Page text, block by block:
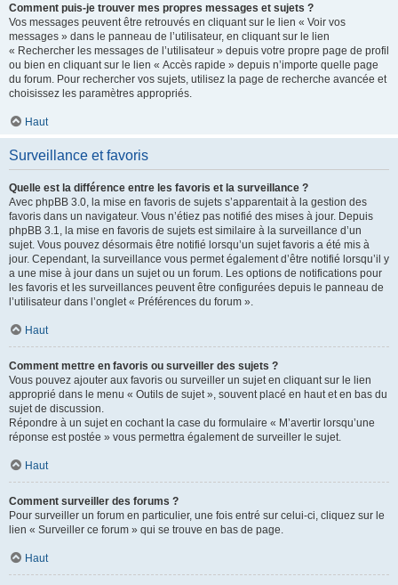
Comment puis-je trouver mes propres messages et sujets ?
Vos messages peuvent être retrouvés en cliquant sur le lien « Voir vos
messages » dans le panneau de l’utilisateur, en cliquant sur le lien
« Rechercher les messages de l’utilisateur » depuis votre propre page de profil
ou bien en cliquant sur le lien « Accès rapide » depuis n’importe quelle page
du forum. Pour rechercher vos sujets, utilisez la page de recherche avancée et
choisissez les paramètres appropriés.
Haut
Surveillance et favoris
Quelle est la différence entre les favoris et la surveillance ?
Avec phpBB 3.0, la mise en favoris de sujets s’apparentait à la gestion des
favoris dans un navigateur. Vous n’étiez pas notifié des mises à jour. Depuis
phpBB 3.1, la mise en favoris de sujets est similaire à la surveillance d’un
sujet. Vous pouvez désormais être notifié lorsqu’un sujet favoris a été mis à
jour. Cependant, la surveillance vous permet également d’être notifié lorsqu’il y
a une mise à jour dans un sujet ou un forum. Les options de notifications pour
les favoris et les surveillances peuvent être configurées depuis le panneau de
l’utilisateur dans l’onglet « Préférences du forum ».
Haut
Comment mettre en favoris ou surveiller des sujets ?
Vous pouvez ajouter aux favoris ou surveiller un sujet en cliquant sur le lien
approprié dans le menu « Outils de sujet », souvent placé en haut et en bas du
sujet de discussion.
Répondre à un sujet en cochant la case du formulaire « M’avertir lorsqu’une
réponse est postée » vous permettra également de surveiller le sujet.
Haut
Comment surveiller des forums ?
Pour surveiller un forum en particulier, une fois entré sur celui-ci, cliquez sur le
lien « Surveiller ce forum » qui se trouve en bas de page.
Haut